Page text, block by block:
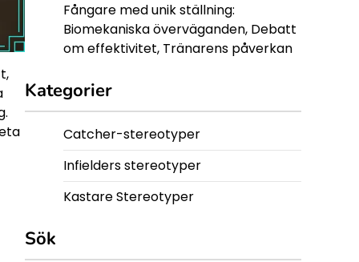
Fångare med unik ställning:
Biomekaniska överväganden, Debatt
om effektivitet, Tränarens påverkan
Kategorier
Catcher-stereotyper
Infielders stereotyper
Kastare Stereotyper
Sök